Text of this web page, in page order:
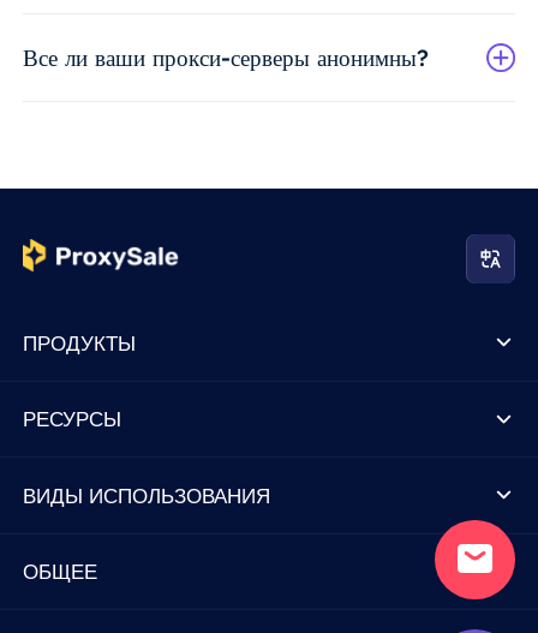
Все ли ваши прокси-серверы анонимны?
ПРОДУКТЫ
РЕСУРСЫ
ВИДЫ ИСПОЛЬЗОВАНИЯ
ОБЩЕЕ